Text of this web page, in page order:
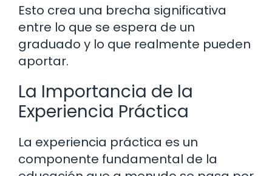
Esto crea una brecha significativa
entre lo que se espera de un
graduado y lo que realmente pueden
aportar.
La Importancia de la
Experiencia Práctica
La experiencia práctica es un
componente fundamental de la